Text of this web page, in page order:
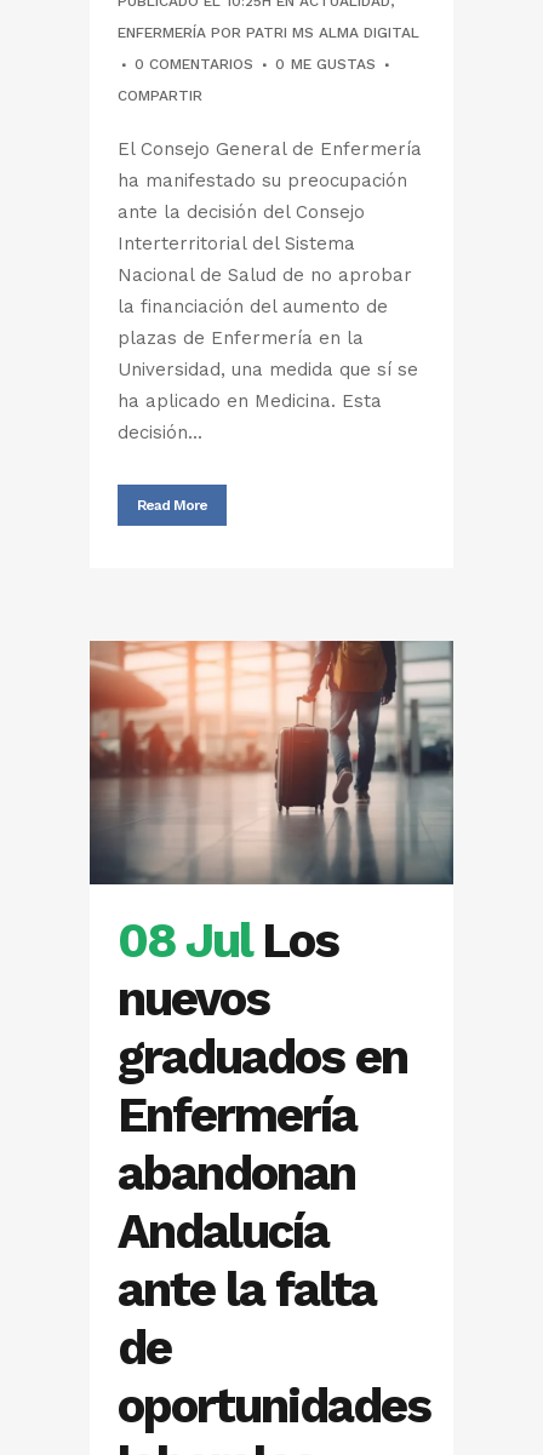
ENFERMERÍA POR PATRI MS ALMA DIGITAL
0 COMENTARIOS
0 ME GUSTAS
COMPARTIR
El Consejo General de Enfermería
ha manifestado su preocupación
ante la decisión del Consejo
Interterritorial del Sistema
Nacional de Salud de no aprobar
la financiación del aumento de
plazas de Enfermería en la
Universidad, una medida que sí se
ha aplicado en Medicina. Esta
decisión...
Read More
08 Jul Los
nuevos
graduados en
Enfermería
abandonan
Andalucía
ante la falta
de
oportunidades